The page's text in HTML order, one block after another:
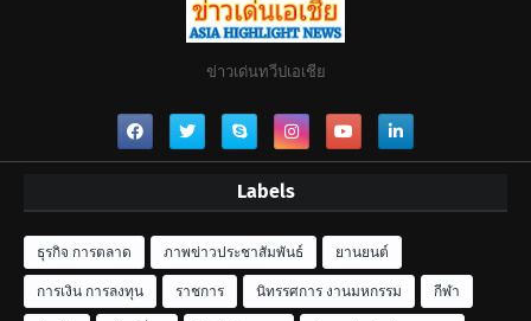
ข่าวเด่นทวีปเอเชีย
Labels
ธุรกิจ การตลาด ภาพข่าวประชาสัมพันธ์ ยานยนต์
การเงิน การลงทุน ราชการ นิทรรศการ งานมหกรรม กีฬา